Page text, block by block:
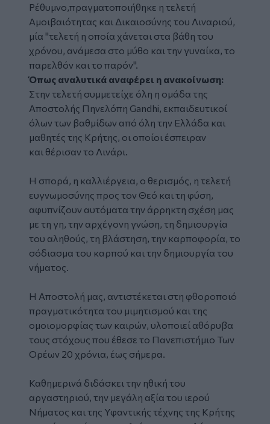
Ρέθυμνο,πραγματοποιήθηκε η τελετή
Αμοιβαιότητας και Δικαιοσύνης του Λιναριού,
μία "τελετή η οποία χάνεται στα βάθη του
χρόνου, ανάμεσα στο μύθο και την γυναίκα, το
παρελθόν και το παρόν".
Όπως αναλυτικά αναφέρει η ανακοίνωση:
Στην τελετή συμμετείχε όλη η ομάδα της
Αποστολής Πηνελόπη Gandhi, εκπαιδευτικοί
όλων των βαθμίδων από όλη την Ελλάδα και
μαθητές της Κρήτης, οι οποίοι έσπειραν
και θέρισαν το Λινάρι.
Η σπορά, η καλλιέργεια, ο θερισμός, η τελετή
ευγνωμοσύνης προς τον Θεό και τη φύση,
αφυπνίζουν αυτόματα την άρρηκτη σχέση μας
με τη γη, την αρχέγονη γνώση, τη δημιουργία
του αληθούς, τη βλάστηση, την καρποφορία, το
σόδιασμα του καρπού και την δημιουργία του
νήματος.
Η Αποστολή μας, αντιστέκεται στη φθοροποιό
πραγματικότητα του μιμητισμού και της
ομοιομορφίας των καιρών, υλοποιεί αθόρυβα
τους στόχους που έθεσε το Πανεπιστήμιο Των
Ορέων 20 χρόνια, έως σήμερα.
Καθημερινά διδάσκει την ηθική του
αργαστηριού, την μεγάλη αξία του ιερού
Νήματος και της Υφαντικής τέχνης της Κρήτης